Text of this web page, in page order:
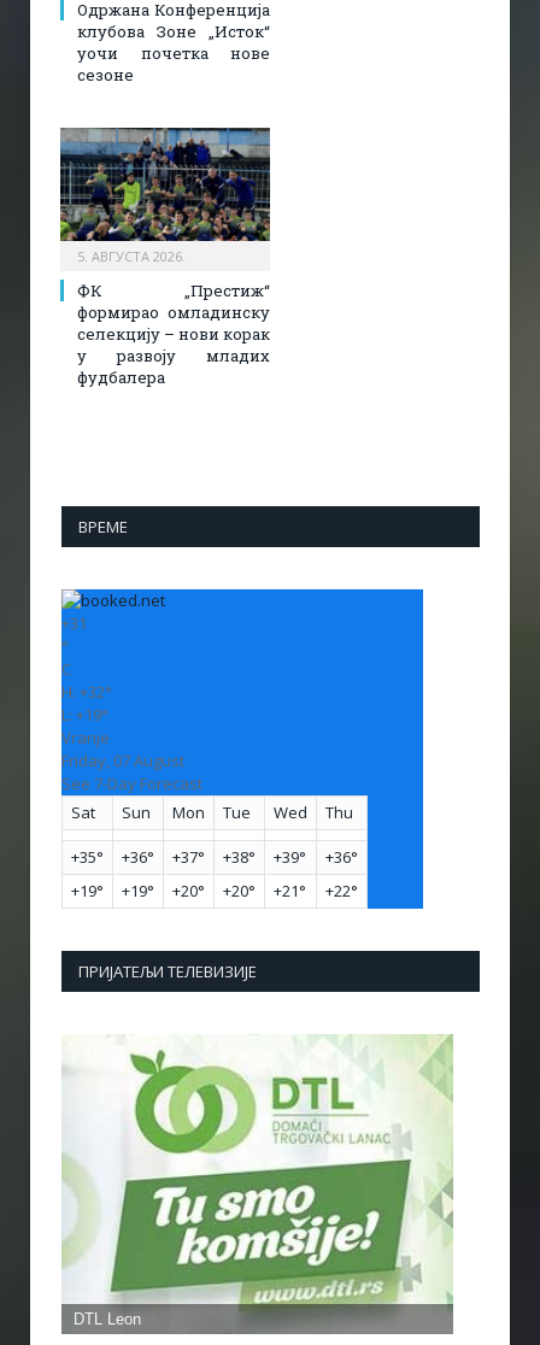
Одржана Конференција
клубова Зоне „Исток“
уочи почетка нове
сезоне
5. АВГУСТА 2026.
ФК „Престиж“
формирао омладинску
селекцију – нови корак
у развоју младих
фудбалера
ВРЕМЕ
+31
°
C
H: +32°
L: +19°
Vranje
Friday, 07 August
See 7-Day Forecast
Sat
Sun Mon Tue Wed Thu
+35° +36° +37° +38° +39° +36°
+19° +19° +20° +20° +21° +22°
ПРИЈАТЕЉИ ТЕЛЕВИЗИЈЕ